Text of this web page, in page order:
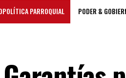
PARROQUIAL PODER &